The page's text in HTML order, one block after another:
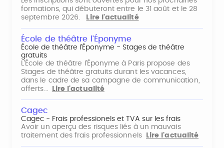
formations, qui débuteront entre le 31 août et le 28
septembre 2026.
Lire l'actualité
École de théâtre l'Éponyme
École de théâtre l'Éponyme - Stages de théâtre
gratuits
L'École de théâtre l'Éponyme à Paris propose des
Stages de théâtre gratuits durant les vacances,
dans le cadre de sa campagne de communication,
offerts…
Lire l'actualité
Cagec
Cagec - Frais professionels et TVA sur les frais
Avoir un aperçu des risques liés à un mauvais
traitement des frais professionnels
Lire l'actualité